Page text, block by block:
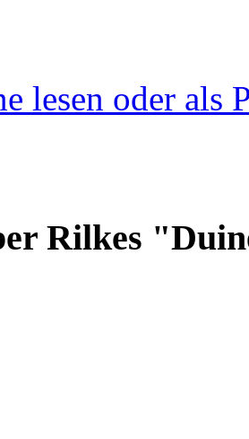
lesen oder als
Rilkes